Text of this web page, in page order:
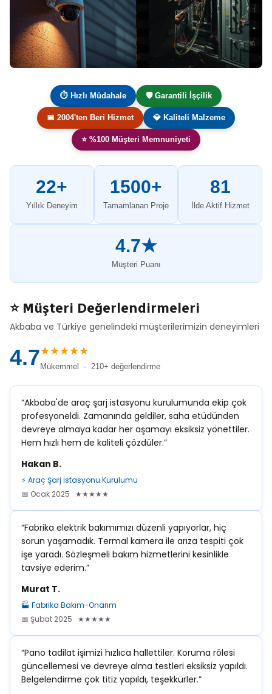
⏱ Hızlı Müdahale 🛡️ Garantili İşçilik
📅 2004'ten Beri Hizmet 💎 Kaliteli Malzeme
⭐ %100 Müşteri Memnuniyeti
22+
Yıllık Deneyim
1500+
Tamamlanan Proje
81
İlde Aktif Hizmet
4.7★
Müşteri Puanı
⭐ Müşteri Değerlendirmeleri
Akbaba ve Türkiye genelindeki müşterilerimizin deneyimleri
4.7★★★★★
Mükemmel · 210+ değerlendirme
“Akbaba'de araç şarj istasyonu kurulumunda ekip çok
profesyoneldi. Zamanında geldiler, saha etüdünden
devreye almaya kadar her aşamayı eksiksiz yönettiler.
Hem hızlı hem de kaliteli çözdüler.”
Hakan B.
⚡ Araç Şarj İstasyonu Kurulumu
📅 Ocak 2025 ★★★★★
“Fabrika elektrik bakımımızı düzenli yapıyorlar, hiç
sorun yaşamadık. Termal kamera ile arıza tespiti çok
işe yaradı. Sözleşmeli bakım hizmetlerini kesinlikle
tavsiye ederim.”
Murat T.
🏭 Fabrika Bakım-Onarım
📅 Şubat 2025 ★★★★★
“Pano tadilat işimizi hızlıca hallettiler. Koruma rölesi
güncellemesi ve devreye alma testleri eksiksiz yapıldı.
Belgelendirme çok titiz yapıldı, teşekkürler.”